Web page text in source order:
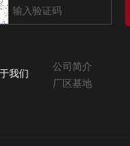
我们
公司简介
厂区基地